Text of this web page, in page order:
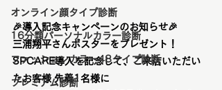
オンライン顔タイプ診断
16分類パーソナルカラー診断
ファッションカラー48タイプ診断
プレミアム診断
🎉導入記念キャンペーンのお知らせ🎉
三浦翔平さんポスターをプレゼント！
SPCARE導入を記念して、 ご来店いただい
たお客様 先着1名様に